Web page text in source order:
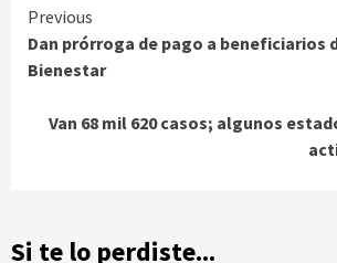
Continue
Reading
Previous
Dan prórroga de pago a beneficiarios
Bienestar
Van 68 mil 620 casos; algunos
Si te lo perdiste...